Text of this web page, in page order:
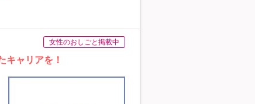
女性のおしごと掲載中
キャリアを！